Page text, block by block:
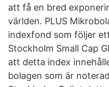
att få en bred
världen. PLUS
indexfond som följer
Stockholm Small Cap
att detta index
bolagen som är